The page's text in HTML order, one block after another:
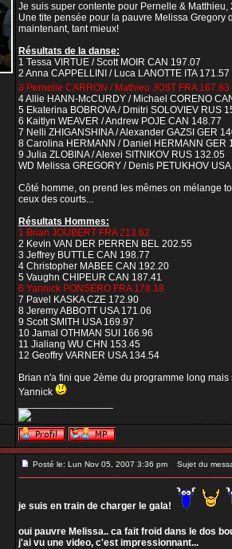
Je suis super contente pour Pernelle &
Une tite pensée pour la pauvre Melissa
maintenant, tant mieux!
Résultats de la danse:
1 Tessa VIRTUE / Scott MOIR CAN 197.07
2 Anna CAPPELLINI / Luca LANOTTE ITA 171.57
3 Pernelle CARRON / Mathieu JOST FRA 167.83
4 Allie HANN-McCURDY / Michael CORENO
5 Ekaterina BOBROVA / Dmitri SOLOVIEV RUS
6 Kaitlyn WEAVER / Andrew POJE CAN 148.77
7 Nelli ZHIGANSHINA / Alexander GAZSI GER
8 Carolina HERMANN / Daniel HERMANN GER
9 Julia ZLOBINA / Alexei SITNIKOV RUS 132.05
WD Melissa GREGORY / Denis PETUKHOV USA
Côté homme, on prend les mêmes on mélange
ceux des courts...
Résultats Hommes:
1 Brian JOUBERT FRA 213.62
2 Kevin VAN DER PERREN BEL 202.55
3 Jeffrey BUTTLE CAN 198.77
4 Christopher MABEE CAN 192.20
5 Vaughn CHIPEUR CAN 187.41
6 Yannick PONSERO FRA 178.18
7 Pavel KASKA CZE 172.90
8 Jeremy ABBOTT USA 171.06
9 Scott SMITH USA 169.97
10 Jamal OTHMAN SUI 166.96
11 Jialiang WU CHN 153.45
12 Geoffry VARNER USA 134.54
Brian n'a fini que 2ème du programme long
Yannick
_________________
Posté le: Lun Nov 05, 2007 3:36 pm Sujet du
je suis en train de charger le gala!
oui pauvre Melissa.. ca fait froid dans le dos
j'ai vu une video, c'est impressionnant...